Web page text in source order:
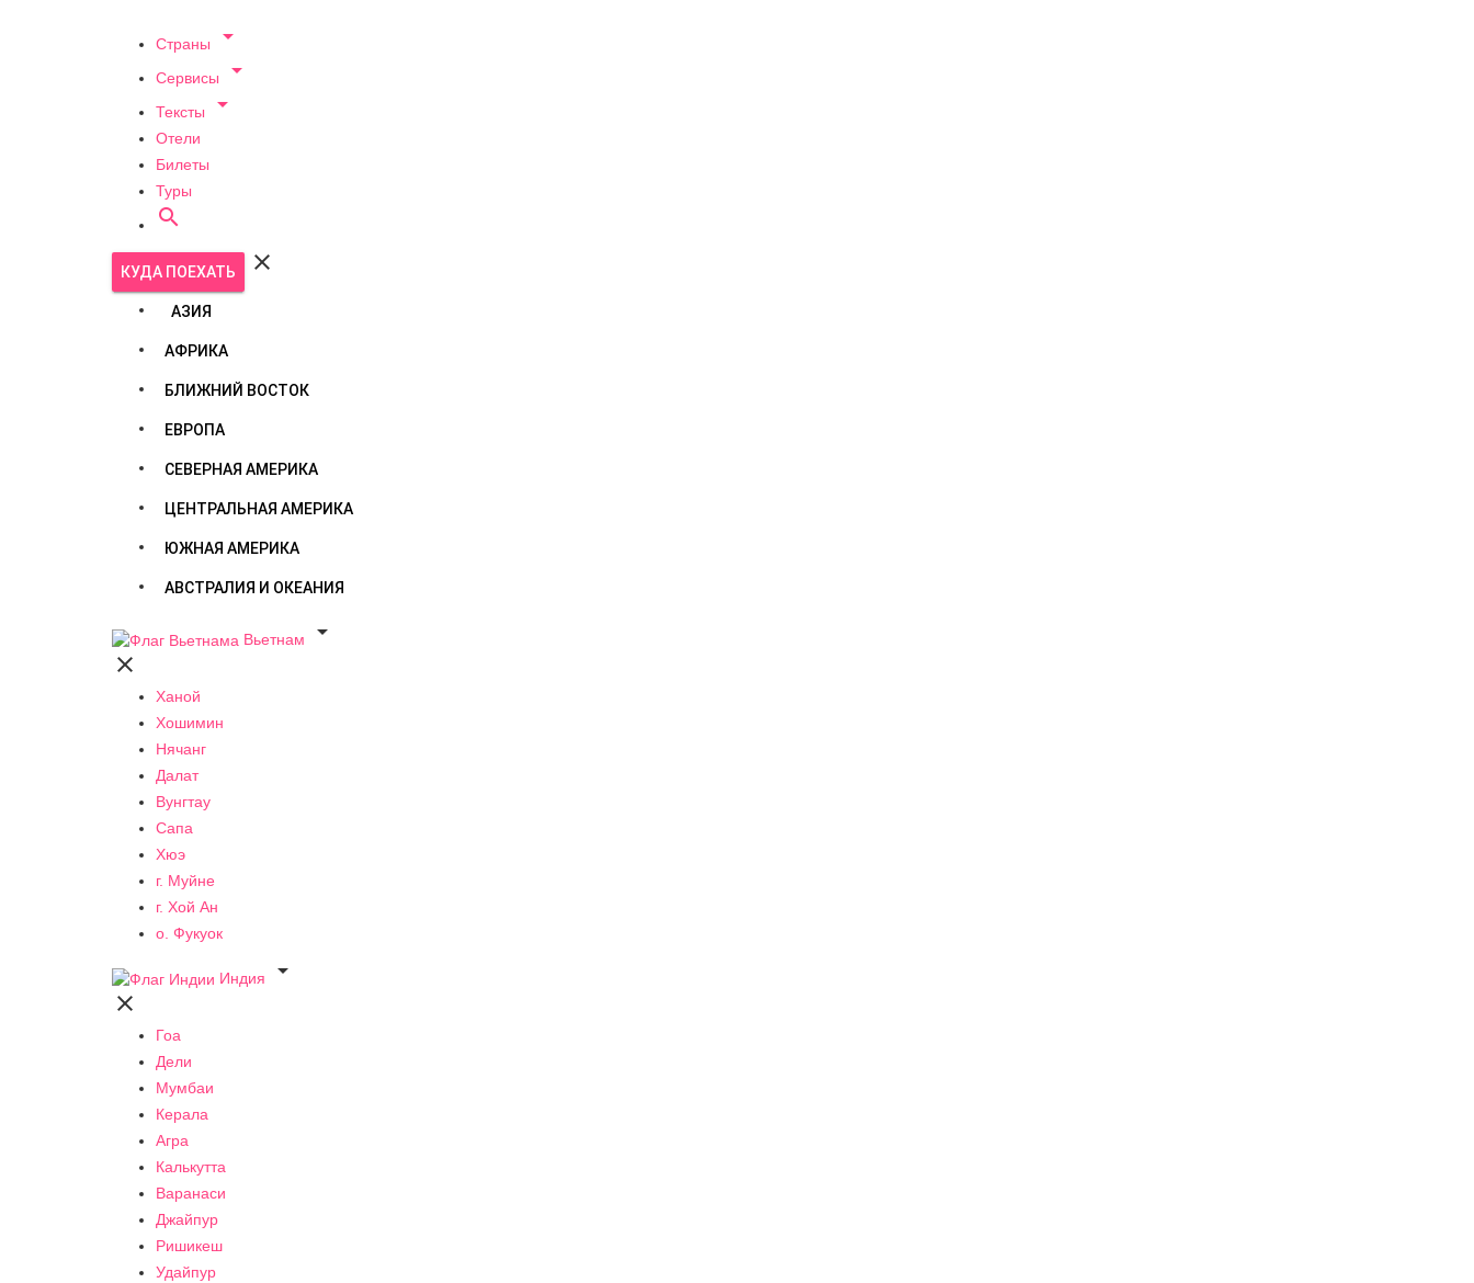
Страны 
Сервисы 
Тексты 
Отели
Билеты
Туры

КУДА ПОЕХАТЬ 
АЗИЯ
АФРИКА
БЛИЖНИЙ ВОСТОК
ЕВРОПА
СЕВЕРНАЯ АМЕРИКА
ЦЕНТРАЛЬНАЯ АМЕРИКА
ЮЖНАЯ АМЕРИКА
АВСТРАЛИЯ И ОКЕАНИЯ
Вьетнам


Ханой
Хошимин
Нячанг
Далат
Вунгтау
Сапа
Хюэ
г. Муйне
г. Хой Ан
о. Фукуок
Индия


Гоа
Дели
Мумбаи
Керала
Агра
Калькутта
Варанаси
Джайпур
Ришикеш
Удайпур